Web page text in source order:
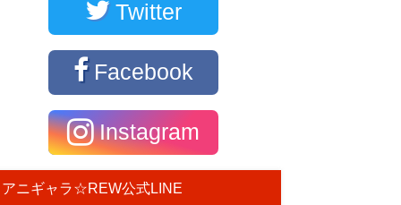
Twitter
Facebook
Instagram
アニギャラ☆REW公式LINE